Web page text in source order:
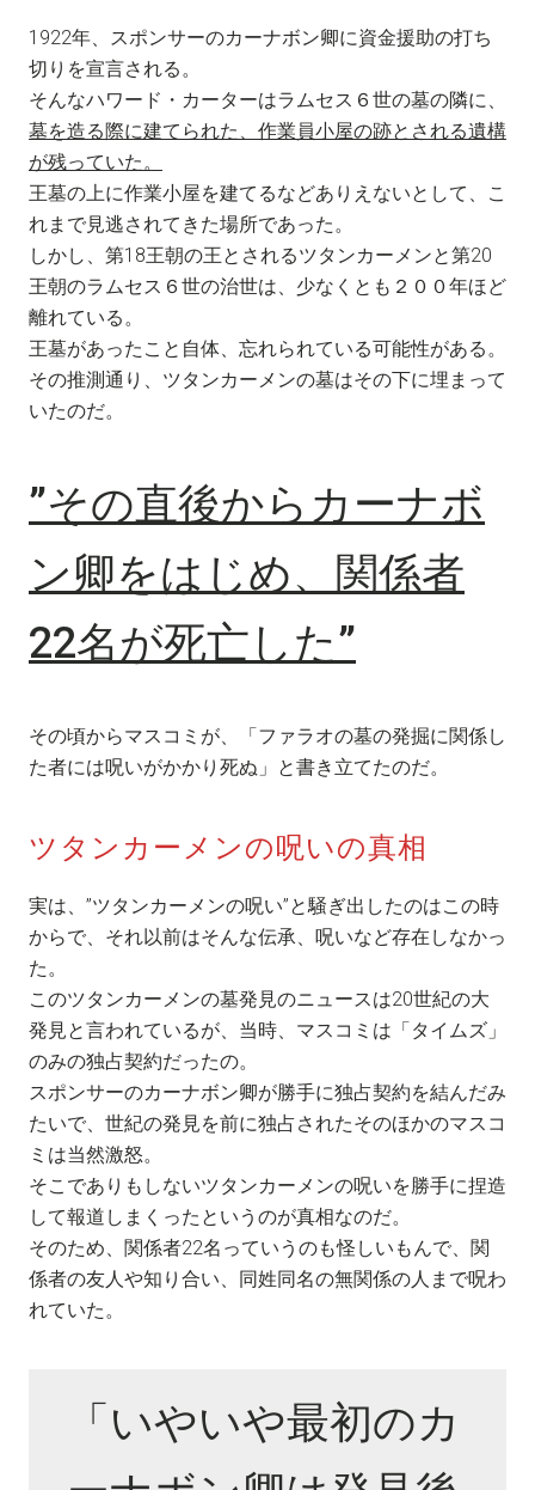
1922年、スポンサーのカーナボン卿に資金援助の打ち
切りを宣言される。
そんなハワード・カーターはラムセス６世の墓の隣に、
墓を造る際に建てられた、作業員小屋の跡とされる遺構
が残っていた。
王墓の上に作業小屋を建てるなどありえないとして、こ
れまで見逃されてきた場所であった。
しかし、第18王朝の王とされるツタンカーメンと第20
王朝のラムセス６世の治世は、少なくとも２００年ほど
離れている。
王墓があったこと自体、忘れられている可能性がある。
その推測通り、ツタンカーメンの墓はその下に埋まって
いたのだ。
”その直後からカーナボ
ン卿をはじめ、関係者
22名が死亡した”
その頃からマスコミが、「ファラオの墓の発掘に関係し
た者には呪いがかかり死ぬ」と書き立てたのだ。
ツタンカーメンの呪いの真相
実は、”ツタンカーメンの呪い”と騒ぎ出したのはこの時
からで、それ以前はそんな伝承、呪いなど存在しなかっ
た。
このツタンカーメンの墓発見のニュースは20世紀の大
発見と言われているが、当時、マスコミは「タイムズ」
のみの独占契約だったの。
スポンサーのカーナボン卿が勝手に独占契約を結んだみ
たいで、世紀の発見を前に独占されたそのほかのマスコ
ミは当然激怒。
そこでありもしないツタンカーメンの呪いを勝手に捏造
して報道しまくったというのが真相なのだ。
そのため、関係者22名っていうのも怪しいもんで、関
係者の友人や知り合い、同姓同名の無関係の人まで呪わ
れていた。
「いやいや最初のカ